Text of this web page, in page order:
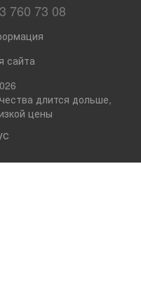
760 73 08
сайта
длится дольше,
цены